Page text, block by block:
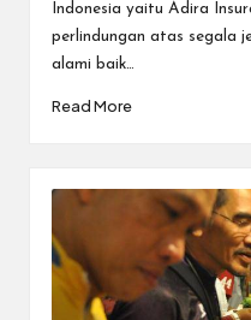
Indonesia yaitu Adira
perlindungan atas segala
alami baik…
Read More